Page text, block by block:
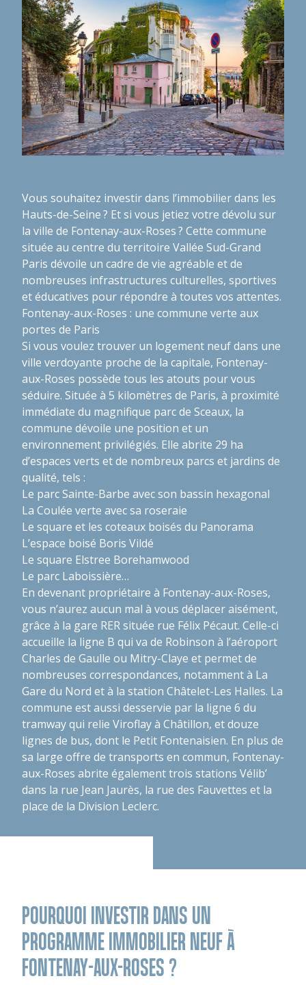
Vous souhaitez investir dans l’immobilier dans les
Hauts-de-Seine ? Et si vous jetiez votre dévolu sur
la ville de Fontenay-aux-Roses ? Cette commune
située au centre du territoire Vallée Sud-Grand
Paris dévoile un cadre de vie agréable et de
nombreuses infrastructures culturelles, sportives
et éducatives pour répondre à toutes vos attentes.
Fontenay-aux-Roses : une commune verte aux
portes de Paris
Si vous voulez trouver un logement neuf dans une
ville verdoyante proche de la capitale, Fontenay-
aux-Roses possède tous les atouts pour vous
séduire. Située à 5 kilomètres de Paris, à proximité
immédiate du magnifique parc de Sceaux, la
commune dévoile une position et un
environnement privilégiés. Elle abrite 29 ha
d’espaces verts et de nombreux parcs et jardins de
qualité, tels :
Le parc Sainte-Barbe avec son bassin hexagonal
La Coulée verte avec sa roseraie
Le square et les coteaux boisés du Panorama
L’espace boisé Boris Vildé
Le square Elstree Borehamwood
Le parc Laboissière…
En devenant propriétaire à Fontenay-aux-Roses,
vous n’aurez aucun mal à vous déplacer aisément,
grâce à la gare RER située rue Félix Pécaut. Celle-ci
accueille la ligne B qui va de Robinson à l’aéroport
Charles de Gaulle ou Mitry-Claye et permet de
nombreuses correspondances, notamment à La
Gare du Nord et à la station Châtelet-Les Halles. La
commune est aussi desservie par la ligne 6 du
tramway qui relie Viroflay à Châtillon, et douze
lignes de bus, dont le Petit Fontenaisien. En plus de
sa large offre de transports en commun, Fontenay-
aux-Roses abrite également trois stations Vélib’
dans la rue Jean Jaurès, la rue des Fauvettes et la
place de la Division Leclerc.
POURQUOI INVESTIR DANS UN
PROGRAMME IMMOBILIER NEUF À
FONTENAY-AUX-ROSES ?